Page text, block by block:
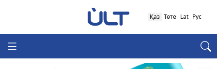
Қаз Төте Lat Рус